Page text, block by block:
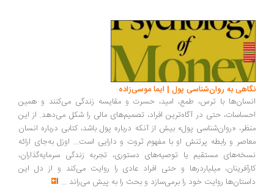
به روان‌شناسی پول | ایما موسی‌زاده
با ترس، طمع، امید، حسرت و مقایسه زندگی می‌کنند و همین
حتی در آگاه‌ترین افراد، تصمیم‌های مالی را شکل می‌دهد. از این
«روان‌شناسی پول» بیش از آنکه درباره پول باشد، کتابی درباره انسان
و رابطه پرتنش او با مفهوم ثروت و دارایی است... اوزل به‌جای ارائه
مستقیم یا توصیه‌های دستوری، تجربه زندگی سرمایه‌گذاران،
میلیاردرها و حتی افراد عادی را روایت می‌کند و از دل این
روایت خود را برمی‌سازد و بحث را به پیش می‌راند ...